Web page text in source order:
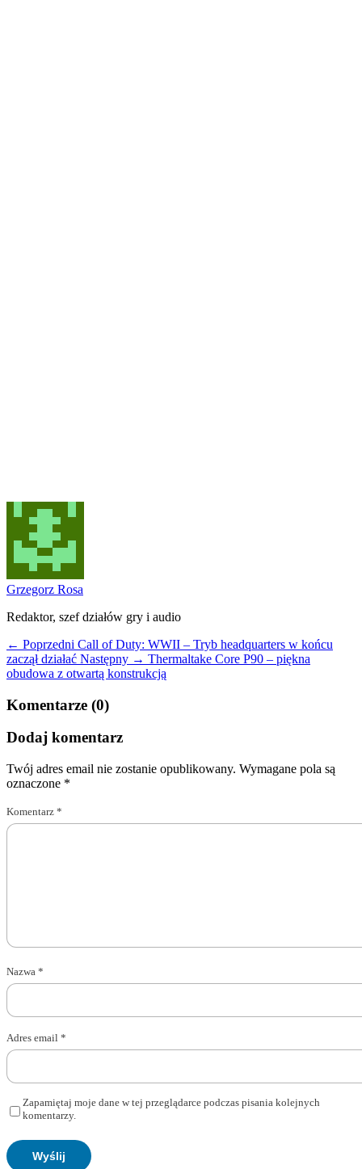
Grzegorz Rosa
Redaktor, szef działów gry i audio
← Poprzedni Call of Duty: WWII – Tryb headquarters w końcu
zaczął działać Następny → Thermaltake Core P90 – piękna
obudowa z otwartą konstrukcją
Komentarze (0)
Dodaj komentarz
Twój adres email nie zostanie opublikowany. Wymagane pola są
oznaczone *
Komentarz *
Nazwa *
Adres email *
Zapamiętaj moje dane w tej przeglądarce podczas pisania kolejnych
komentarzy.